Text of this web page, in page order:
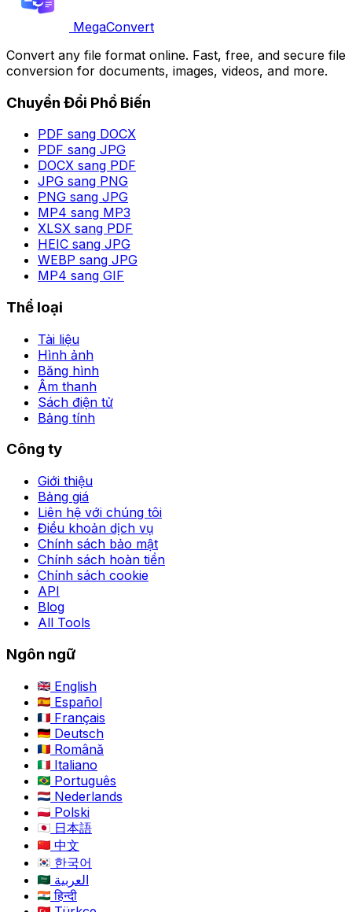
MegaConvert
Convert any file format online. Fast, free, and secure file
conversion for documents, images, videos, and more.
Chuyển Đổi Phổ Biến
PDF sang DOCX
PDF sang JPG
DOCX sang PDF
JPG sang PNG
PNG sang JPG
MP4 sang MP3
XLSX sang PDF
HEIC sang JPG
WEBP sang JPG
MP4 sang GIF
Thể loại
Tài liệu
Hình ảnh
Băng hình
Âm thanh
Sách điện tử
Bảng tính
Công ty
Giới thiệu
Bảng giá
Liên hệ với chúng tôi
Điều khoản dịch vụ
Chính sách bảo mật
Chính sách hoàn tiền
Chính sách cookie
API
Blog
All Tools
Ngôn ngữ
English
Español
Français
Deutsch
Română
Italiano
Português
Nederlands
Polski
日本語
中文
한국어
العربية
हिन्दी